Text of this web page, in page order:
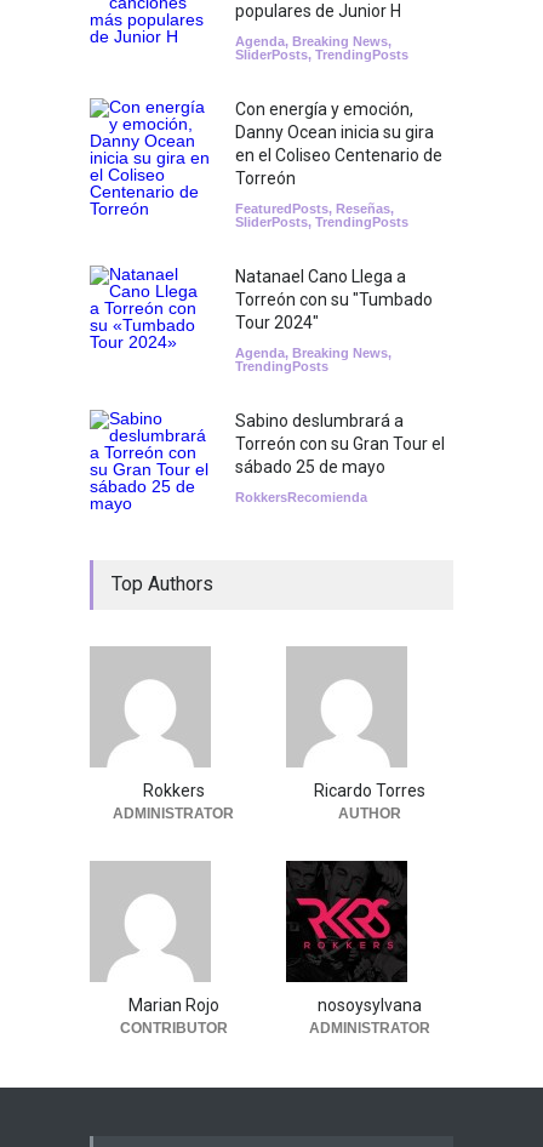
populares de Junior H
Agenda, Breaking News,
SliderPosts, TrendingPosts
Con energía y emoción,
Danny Ocean inicia su gira
en el Coliseo Centenario de
Torreón
FeaturedPosts, Reseñas,
SliderPosts, TrendingPosts
Natanael Cano Llega a
Torreón con su "Tumbado
Tour 2024"
Agenda, Breaking News,
TrendingPosts
Sabino deslumbrará a
Torreón con su Gran Tour el
sábado 25 de mayo
RokkersRecomienda
Top Authors
Rokkers
ADMINISTRATOR
Ricardo Torres
AUTHOR
Marian Rojo
CONTRIBUTOR
nosoysylvana
ADMINISTRATOR